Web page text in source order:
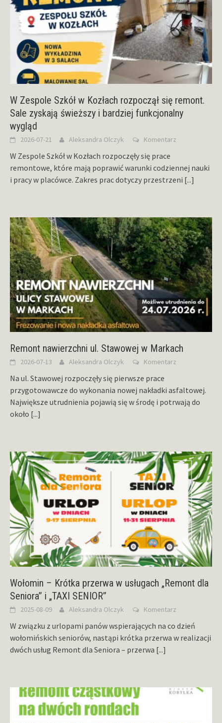
W Zespole Szkół w Kozłach rozpoczął się remont.
Sale zyskają świeższy i bardziej funkcjonalny
wygląd
2026-07-21 Aleksandra Olczyk Komentarz
W Zespole Szkół w Kozłach rozpoczęły się prace
remontowe, które mają poprawić warunki codziennej nauki
i pracy w placówce. Zakres prac dotyczy przestrzeni [...]
Remont nawierzchni ul. Stawowej w Markach
2026-07-13 Aleksandra Olczyk Komentarz
Na ul. Stawowej rozpoczęły się pierwsze prace
przygotowawcze do wykonania nowej nakładki asfaltowej.
Największe utrudnienia pojawią się w środę i potrwają do
około [...]
Wołomin – Krótka przerwa w usługach „Remont dla
Seniora” i „TAXI SENIOR”
2025-08-09 Aleksandra Olczyk Komentarz
W związku z urlopami panów wspierających na co dzień
wołomińskich seniorów, nastąpi krótka przerwa w realizacji
dwóch usług Remont dla Seniora – przerwa [...]